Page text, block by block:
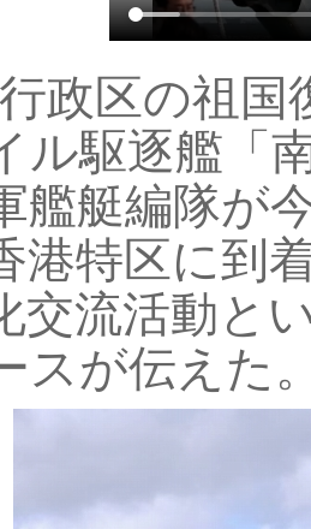
政区の祖
ル駆逐艦「
艦艇編隊が
港特区に到
交流活動と
スが伝えた